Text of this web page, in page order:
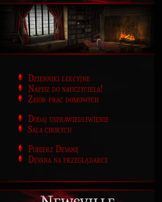
Dzienniki lekcyjne
Napisz do nauczyciela!
Zbiór prac domowych
Dodaj usprawiedliwienie
Sala chorych
Pobierz Devanę
Devana na przeglądarce